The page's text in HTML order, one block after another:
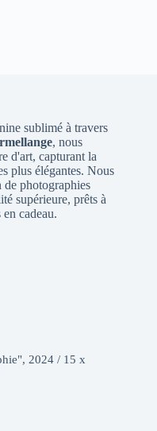
sublimé à travers
, nous
d'art, capturant la
plus élégantes. Nous
photographies
supérieure, prêts à
cadeau.
2024 / 15 x